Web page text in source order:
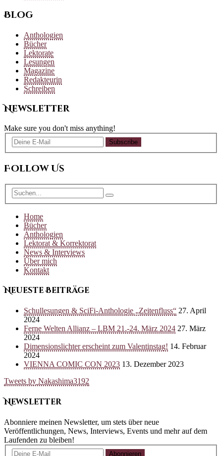
Blog
Anthologien
Bücher
Lektorate
Lesungen
Magazine
Redakteurin
Schreiben
Newsletter
Make sure you don't miss anything!
Subscribe
Follow Us
Home
Bücher
Anthologien
Lektorat & Korrektorat
News & Interviews
Über mich
Kontakt
Neueste Beiträge
Schullesungen & SciFi-Anthologie „Zeitenfluss“ 27. April
2024
Ferne Welten Allianz – LBM 21.-24. März 2024 27. März
2024
Dimensionslichter erscheint zum Valentinstag! 14. Februar
2024
VIENNA COMIC CON 2023 13. Dezember 2023
Tweets by Nakashima3192
Newsletter
Abonniere meinen Newsletter, um stets über neue
Veröffentlichungen, News, Interviews, Events und mehr auf dem
Laufenden zu bleiben!
Abonnieren